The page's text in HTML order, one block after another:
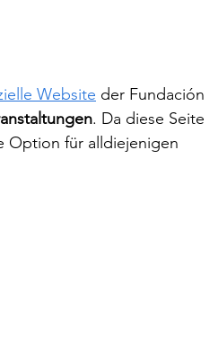
Website der Fundación
. Da diese Seite
Option für alldiejenigen